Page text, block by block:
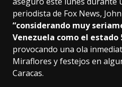
periodista de Fox News,
“considerando muy
Venezuela como el estado
provocando una ola
Miraflores y festejos en
Caracas.